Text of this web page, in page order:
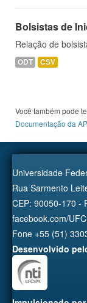
Bolsistas de
Relação de
ODT CSV
Você também pode
Documentação da
Universidade
Rua Sarmento
CEP: 90050-170 -
facebook.com/
Fone +55 (51)
Desenvolvido